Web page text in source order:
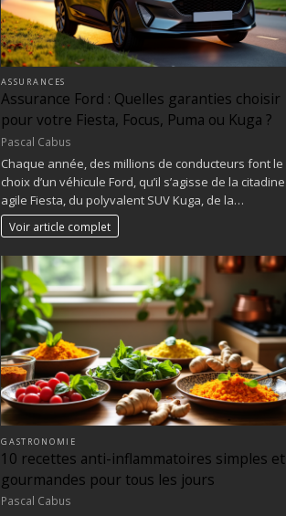
ASSURANCES
Assurance Ford : Quelles garanties choisir
pour votre Fiesta, Focus, Puma ou Kuga ?
Pascal Cabus
Chaque année, des millions de conducteurs font le
choix d’un véhicule Ford, qu’il s’agisse de la citadine
agile Fiesta, du polyvalent SUV Kuga, de la…
Voir article complet
GASTRONOMIE
10 recettes anti-inflammatoires simples et
gourmandes pour tous les jours
Pascal Cabus